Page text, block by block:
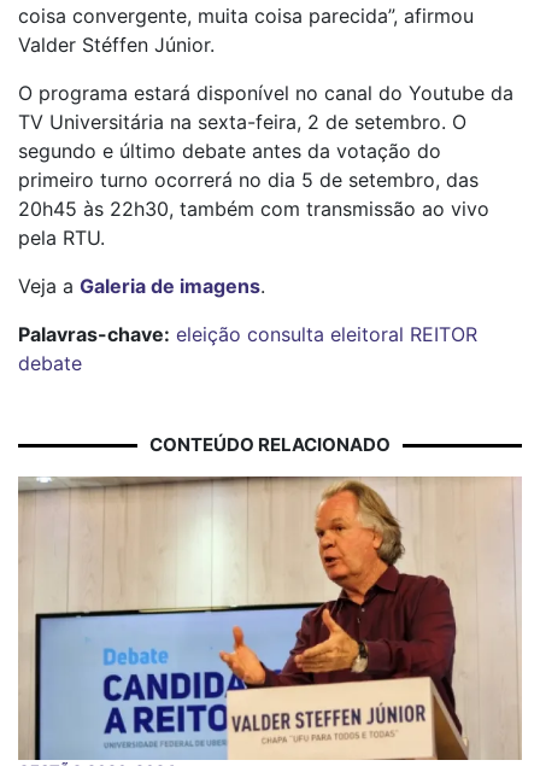
coisa convergente, muita coisa parecida”, afirmou
Valder Stéffen Júnior.
O programa estará disponível no canal do Youtube da
TV Universitária na sexta-feira, 2 de setembro. O
segundo e último debate antes da votação do
primeiro turno ocorrerá no dia 5 de setembro, das
20h45 às 22h30, também com transmissão ao vivo
pela RTU.
Veja a Galeria de imagens.
Palavras-chave: eleição consulta eleitoral REITOR
debate
CONTEÚDO RELACIONADO